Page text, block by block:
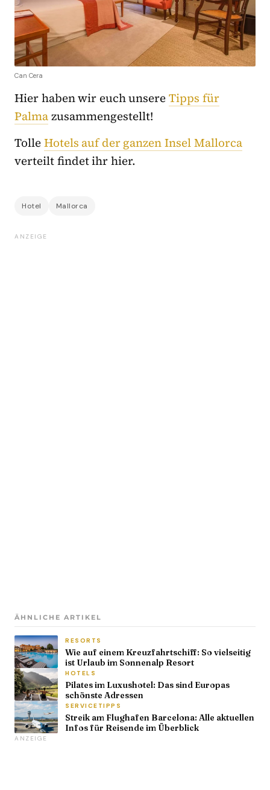
Can Cera
Hier haben wir euch unsereTipps für
Palmazusammengestellt!
TolleHotels auf der ganzen Insel Mallorca
verteilt findet ihr hier.
Hotel Mallorca
ANZEIGE
ÄHNLICHE ARTIKEL
RESORTS
Wie auf einem Kreuzfahrtschiff: So vielseitig
ist Urlaub im Sonnenalp Resort
HOTELS
Pilates im Luxushotel: Das sind Europas
schönste Adressen
SERVICETIPPS
Streik am Flughafen Barcelona: Alle aktuellen
Infos für Reisende im Überblick
ANZEIGE